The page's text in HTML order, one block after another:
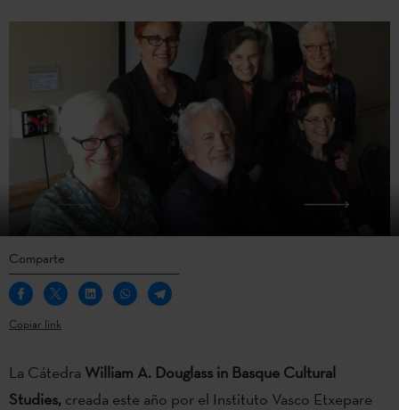
Comparte
Copiar link
La Cátedra William A. Douglass in Basque Cultural
Studies, creada este año por el Instituto Vasco Etxepare